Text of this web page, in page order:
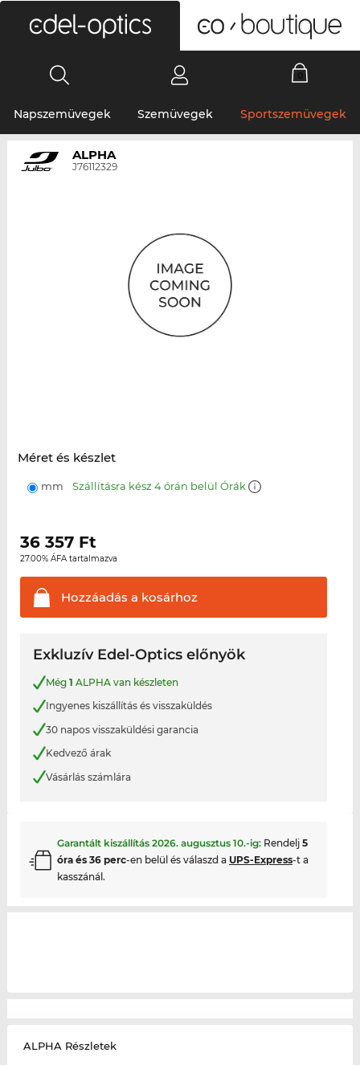
Napszemüvegek Szemüvegek Sportszemüvegek
ALPHA
J76112329
Méret és készlet
mm Szállításra kész 4 órán belül Órák
36 357Ft
27.00% ÁFA tartalmazva
Hozzáadás a kosárhoz
Exkluzív Edel-Optics előnyök
Még 1 ALPHA van készleten
Ingyenes kiszállítás és visszaküldés
30 napos visszaküldési garancia
Kedvező árak
Vásárlás számlára
Garantált kiszállítás 2026. augusztus 10.-ig: Rendelj 5
óra és 36 perc-en belül és válaszd a UPS-Express-t a
kasszánál.
ALPHA Részletek